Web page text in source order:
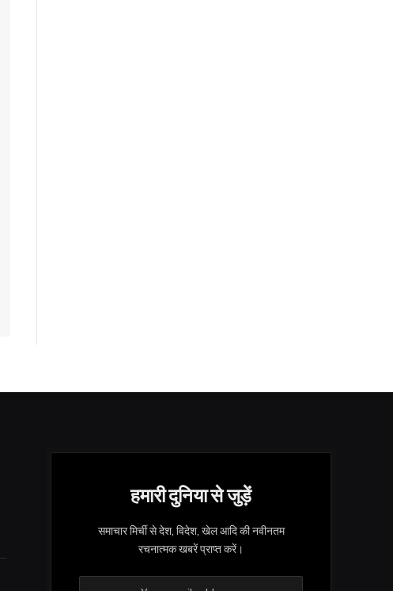
हमारी दुनिया से जुड़ें
समाचार मिर्ची से देश, विदेश, खेल आदि की नवीनतम
रचनात्मक खबरें प्राप्त करें।